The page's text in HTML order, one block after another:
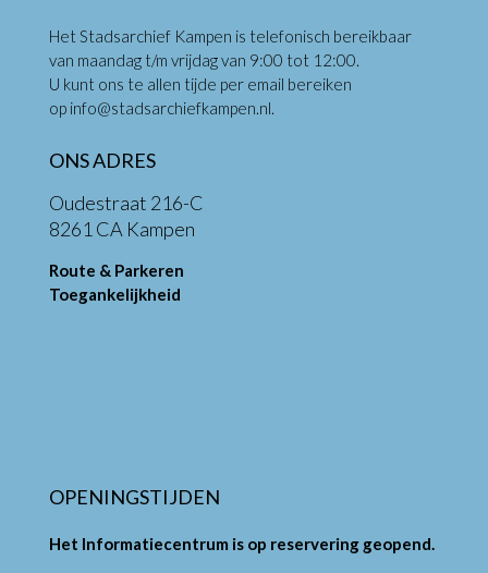
Het Stadsarchief Kampen is telefonisch bereikbaar
van maandag t/m vrijdag van 9:00 tot 12:00.
U kunt ons te allen tijde per email bereiken
op info@stadsarchiefkampen.nl.
ONS ADRES
Oudestraat 216-C
8261 CA Kampen
Route & Parkeren
Toegankelijkheid
OPENINGSTIJDEN
Het Informatiecentrum is op reservering geopend.